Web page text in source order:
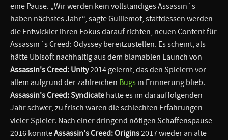
eine Pause. „Wir werden kein vollständiges Assassin´s
haben nächstes Jahr“, sagte Guillemot, stattdessen werden
die Entwickler ihren Fokus darauf richten, neuen Content für
Assassin´s Creed: Odyssey bereitzustellen. Es scheint, als
hätte Ubisoft nachhaltig aus dem blamablen Launch von
Assassin's Creed: Unity2014 gelernt, das den Spielern vor
allem aufgrund der zahlreichen Bugs in Erinnerung blieb.
Assassin's Creed: Syndicate hatte es im darauffolgenden
Jahr schwer, zu frisch waren die schlechten Erfahrungen
vieler Spieler. Nach einer dringend nötigen Schaffenspause
2016 konnteAssassin's Creed: Origins2017 wieder an alte